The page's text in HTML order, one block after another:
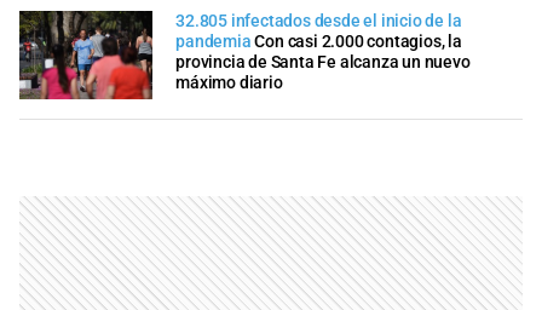
32.805 infectados desde el inicio de la
pandemia Con casi 2.000 contagios, la
provincia de Santa Fe alcanza un nuevo
máximo diario